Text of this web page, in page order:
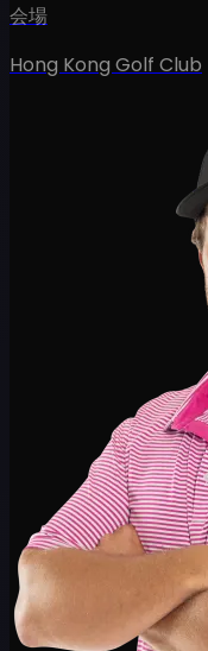
会場
Hong Kong Golf Club